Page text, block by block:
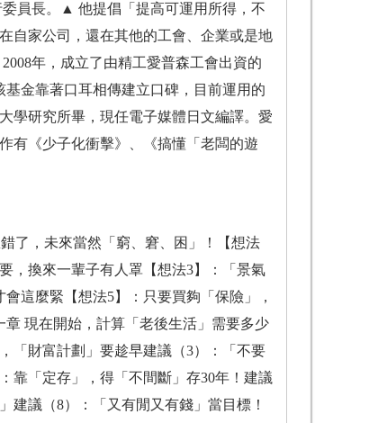
員長。▲ 他提倡「提高可運用所得，不
自家公司，還在其他的工會、企業或是地
年，成立了由精工愛普森工會出資的
金靠著口耳相傳建立口碑，目前運用的
學研究所畢，現任電子媒體日文編譯。愛
有《少子化衝擊》、《搞懂「老闆的遊
了，未來當然「窮、窘、困」！【想法
，換來一輩子有人罩【想法3】：「景氣
這麼緊【想法5】：只要買夠「保險」，
現在開始，計算「老後生活」需要多少
「財富計劃」要趁早建議（3）：「不要
靠「定存」，得「不間斷」存30年！建議
建議（8）：「又有閒又有錢」當目標！